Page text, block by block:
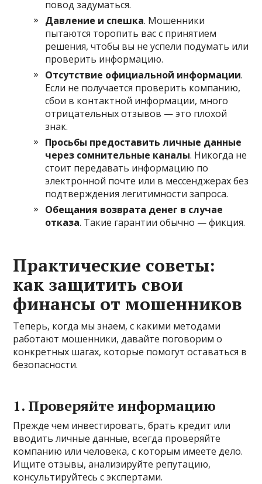
повод задуматься.
Давление и спешка. Мошенники
пытаются торопить вас с принятием
решения, чтобы вы не успели подумать или
проверить информацию.
Отсутствие официальной информации.
Если не получается проверить компанию,
сбои в контактной информации, много
отрицательных отзывов — это плохой
знак.
Просьбы предоставить личные данные
через сомнительные каналы. Никогда не
стоит передавать информацию по
электронной почте или в мессенджерах без
подтверждения легитимности запроса.
Обещания возврата денег в случае
отказа. Такие гарантии обычно — фикция.
Практические советы:
как защитить свои
финансы от мошенников
Теперь, когда мы знаем, с какими методами
работают мошенники, давайте поговорим о
конкретных шагах, которые помогут оставаться в
безопасности.
1. Проверяйте информацию
Прежде чем инвестировать, брать кредит или
вводить личные данные, всегда проверяйте
компанию или человека, с которым имеете дело.
Ищите отзывы, анализируйте репутацию,
консультируйтесь с экспертами.